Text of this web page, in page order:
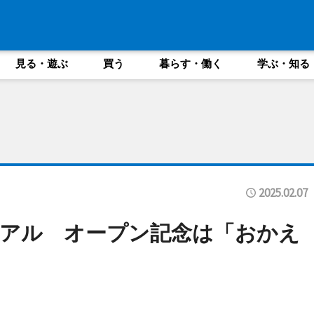
見る・遊ぶ 買う 暮らす・働く 学ぶ・知る
2025.02.07
ル オープン記念は「おかえ